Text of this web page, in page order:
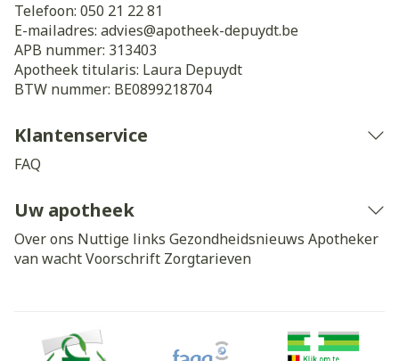
Telefoon: 050 21 22 81
E-mailadres: advies@apotheek-depuydt.be
APB nummer: 313403
Apotheek titularis: Laura Depuydt
BTW nummer: BE0899218704
Klantenservice
FAQ
Uw apotheek
Over ons Nuttige links Gezondheidsnieuws Apotheker
van wachtVoorschrift Zorgtarieven